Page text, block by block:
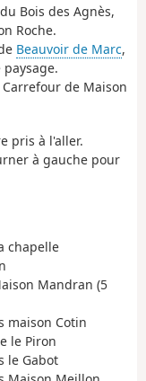
Bois des Agnès,
Roche.
Beauvoir de Marc,
de Maison
pris à l'aller.
à gauche pour
chapelle
Mandran (5
maison Cotin
le Piron
le Gabot